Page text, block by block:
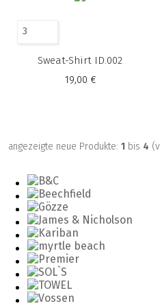
3
Sweat-Shirt ID.002
19,00 €
angezeigte neue Produkte: 1 bis 4